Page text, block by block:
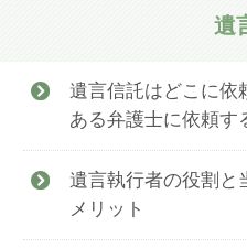
遺
遺言信託はどこに依
ある弁護士に依頼す
遺言執行者の役割と
メリット